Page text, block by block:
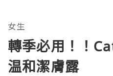
女生
轉季必用！！
温和潔膚露